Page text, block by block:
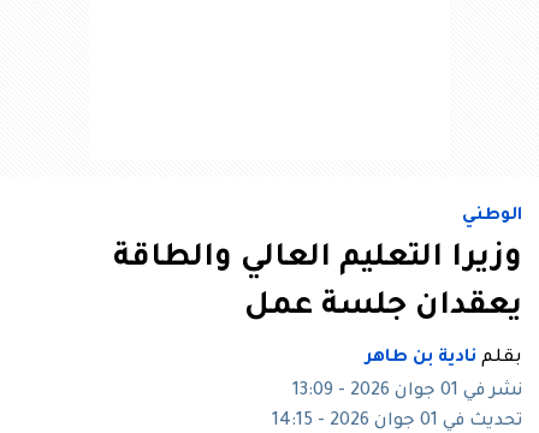
الوطني
وزيرا التعليم العالي والطاقة
يعقدان جلسة عمل
بقلم نادية بن طاهر
نشر في 01 جوان 2026 - 13:09
تحديث في 01 جوان 2026 - 14:15